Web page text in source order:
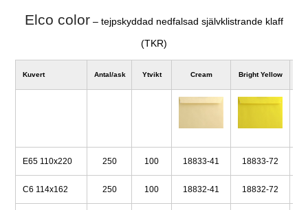
Elco color – tejpskyddad nedfalsad självklistrande klaff
(TKR)
Kuvert Antal/ask Ytvikt Cream Bright Yellow
E65 110x220 250 100 18833-41 18833-72
C6 114x162 250 100 18832-41 18832-72